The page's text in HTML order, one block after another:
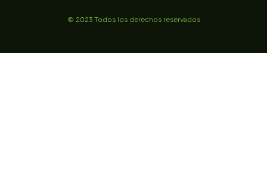
© 2023 Todos los derechos reservados